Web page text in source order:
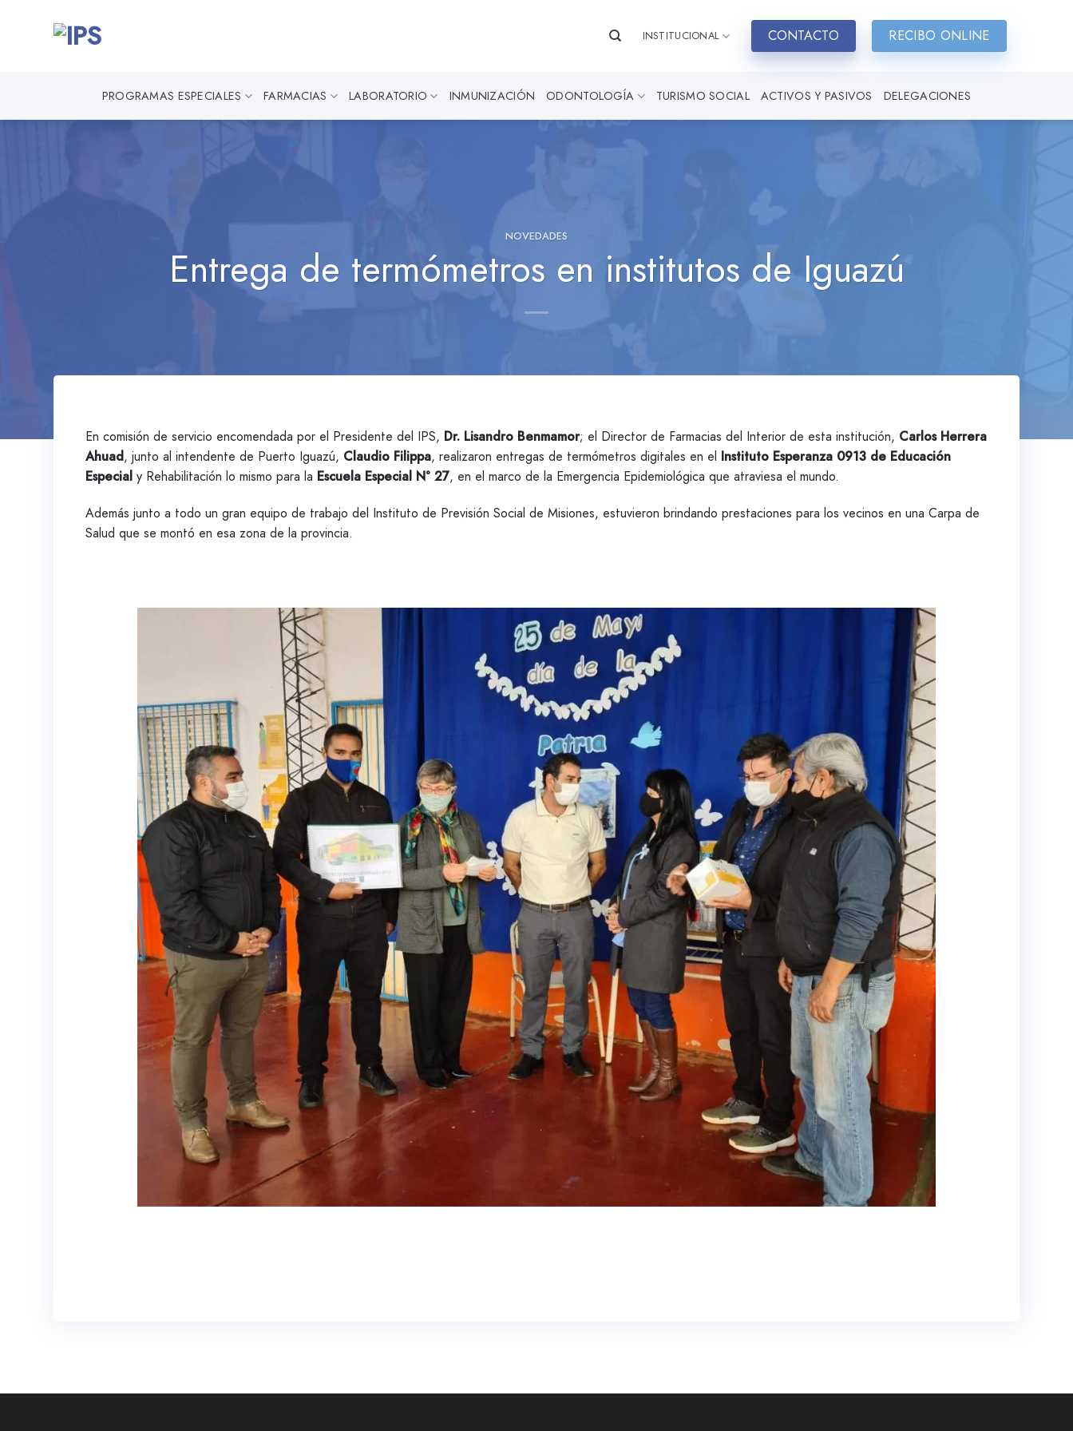
INSTITUCIONAL CONTACTO RECIBO ONLINE
PROGRAMAS ESPECIALES FARMACIAS LABORATORIO INMUNIZACIÓN ODONTOLOGÍA TURISMO SOCIAL ACTIVOS Y PASIVOS DELEGACIONES
NOVEDADES
Entrega de termómetros en institutos de Iguazú
En comisión de servicio encomendada por el Presidente del IPS, Dr. Lisandro Benmamor; el Director de Farmacias del Interior de esta institución, Carlos Herrera
Ahuad, junto al intendente de Puerto Iguazú, Claudio Filippa, realizaron entregas de termómetros digitales en el Instituto Esperanza 0913 de Educación
Especial y Rehabilitación lo mismo para la Escuela Especial N° 27, en el marco de la Emergencia Epidemiológica que atraviesa el mundo.
Además junto a todo un gran equipo de trabajo del Instituto de Previsión Social de Misiones, estuvieron brindando prestaciones para los vecinos en una Carpa de
Salud que se montó en esa zona de la provincia.